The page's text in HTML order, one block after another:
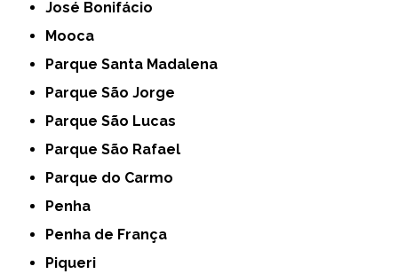
José Bonifácio
Mooca
Parque Santa Madalena
Parque São Jorge
Parque São Lucas
Parque São Rafael
Parque do Carmo
Penha
Penha de França
Piqueri